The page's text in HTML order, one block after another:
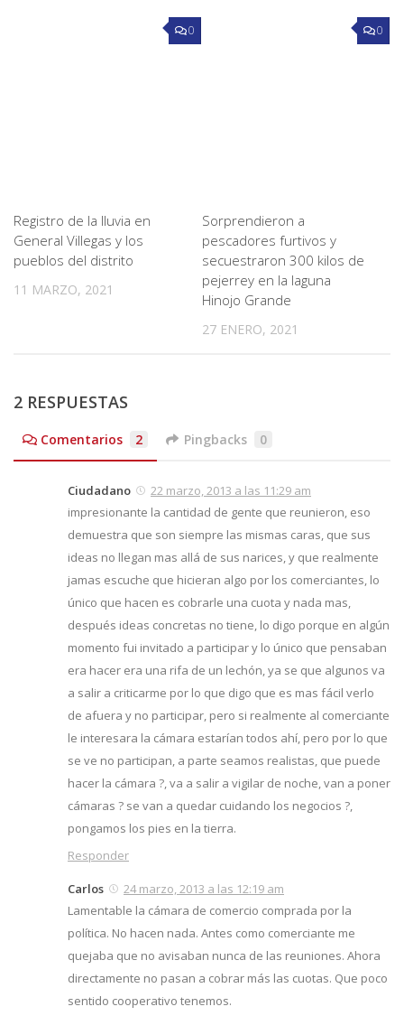
0
Registro de la lluvia en
General Villegas y los
pueblos del distrito
11 MARZO, 2021
0
Sorprendieron a
pescadores furtivos y
secuestraron 300 kilos de
pejerrey en la laguna
Hinojo Grande
27 ENERO, 2021
2 RESPUESTAS
Comentarios 2 Pingbacks 0
Ciudadano
22 marzo, 2013 a las 11:29 am
impresionante la cantidad de gente que reunieron, eso
demuestra que son siempre las mismas caras, que sus
ideas no llegan mas allá de sus narices, y que realmente
jamas escuche que hicieran algo por los comerciantes, lo
único que hacen es cobrarle una cuota y nada mas,
después ideas concretas no tiene, lo digo porque en algún
momento fui invitado a participar y lo único que pensaban
era hacer era una rifa de un lechón, ya se que algunos va
a salir a criticarme por lo que digo que es mas fácil verlo
de afuera y no participar, pero si realmente al comerciante
le interesara la cámara estarían todos ahí, pero por lo que
se ve no participan, a parte seamos realistas, que puede
hacer la cámara ?, va a salir a vigilar de noche, van a poner
cámaras ? se van a quedar cuidando los negocios ?,
pongamos los pies en la tierra.
Responder
Carlos
24 marzo, 2013 a las 12:19 am
Lamentable la cámara de comercio comprada por la
política. No hacen nada. Antes como comerciante me
quejaba que no avisaban nunca de las reuniones. Ahora
directamente no pasan a cobrar más las cuotas. Que poco
sentido cooperativo tenemos.